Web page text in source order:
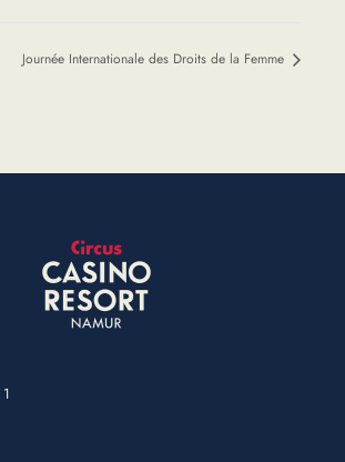
Journée Internationale des Droits de la Femme